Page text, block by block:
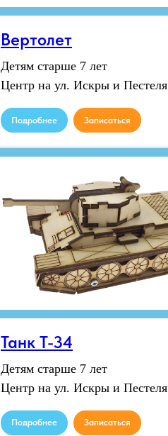
Вертолет
Детям старше 7 лет
Центр на ул. Искры и Пестеля
Подробнее Записаться
Танк Т-34
Детям старше 7 лет
Центр на ул. Искры и Пестеля
Подробнее Записаться